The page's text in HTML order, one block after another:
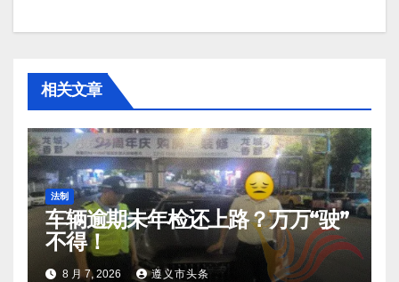
相关文章
法制
车辆逾期未年检还上路？万万“驶”
不得！
8 月 7, 2026 遵义市头条